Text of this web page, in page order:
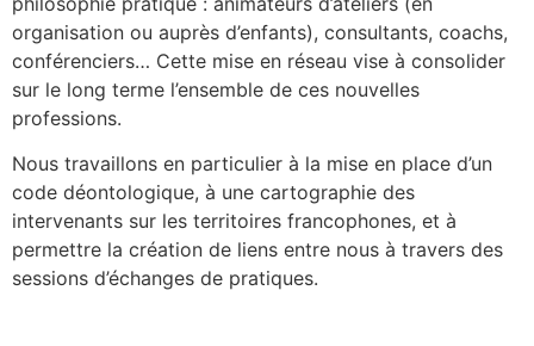
organisation ou auprès d’enfants), consultants, coachs,
conférenciers… Cette mise en réseau vise à consolider
sur le long terme l’ensemble de ces nouvelles
professions.
Nous travaillons en particulier à la mise en place d’un
code déontologique, à une cartographie des
intervenants sur les territoires francophones, et à
permettre la création de liens entre nous à travers des
sessions d’échanges de pratiques.